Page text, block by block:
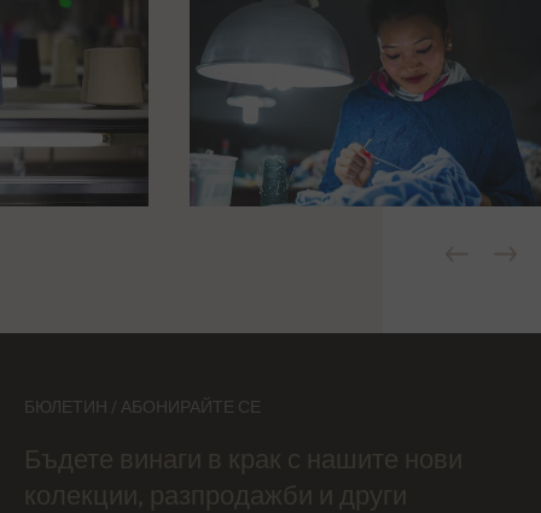
БЮЛЕТИН / АБОНИРАЙТЕ СЕ
Бъдете винаги в крак с нашите нови
колекции, разпродажби и други